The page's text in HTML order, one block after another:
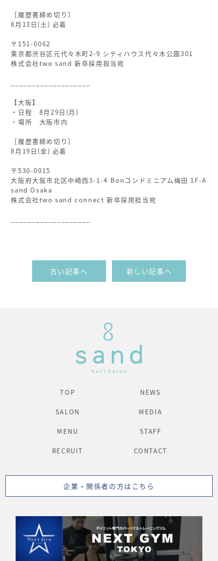
［履歴書締め切り］
8月13日(土) 必着
〒151-0062
東京都渋谷区元代々木町2-9 シティハウス代々木公園301
株式会社two sand 新卒採用担当宛
【大阪】
・日程 8月29日(月)
・場所 大阪市内
［履歴書締め切り］
8月19日(金) 必着
〒530-0015
大阪府大阪市北区中崎西3-1-4 Bonコンドミニアム梅田 1F-A
sand Osaka
株式会社two sand connect 新卒採用担当宛
古い記事へ 新しい記事へ
TOP NEWS
SALON MEDIA
MENU STAFF
RECRUIT CONTACT
企業・関係者の方はこちら